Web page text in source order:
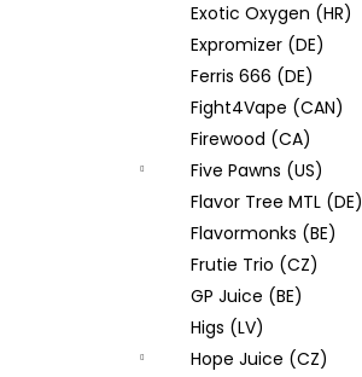
Exotic Oxygen (HR)
Expromizer (DE)
Ferris 666 (DE)
Fight4Vape (CAN)
Firewood (CA)
Five Pawns (US)
Flavor Tree MTL (DE)
Flavormonks (BE)
Frutie Trio (CZ)
GP Juice (BE)
Higs (LV)
Hope Juice (CZ)